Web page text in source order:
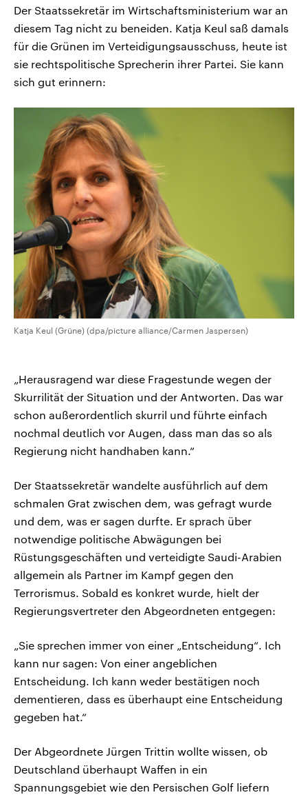
Der Staatssekretär im Wirtschaftsministerium war an
diesem Tag nicht zu beneiden. Katja Keul saß damals
für die Grünen im Verteidigungsausschuss, heute ist
sie rechtspolitische Sprecherin ihrer Partei. Sie kann
sich gut erinnern:
Katja Keul (Grüne) (dpa/picture alliance/Carmen Jaspersen)
„Herausragend war diese Fragestunde wegen der
Skurrilität der Situation und der Antworten. Das war
schon außerordentlich skurril und führte einfach
nochmal deutlich vor Augen, dass man das so als
Regierung nicht handhaben kann.“
Der Staatssekretär wandelte ausführlich auf dem
schmalen Grat zwischen dem, was gefragt wurde
und dem, was er sagen durfte. Er sprach über
notwendige politische Abwägungen bei
Rüstungsgeschäften und verteidigte Saudi-Arabien
allgemein als Partner im Kampf gegen den
Terrorismus. Sobald es konkret wurde, hielt der
Regierungsvertreter den Abgeordneten entgegen:
„Sie sprechen immer von einer „Entscheidung“. Ich
kann nur sagen: Von einer angeblichen
Entscheidung. Ich kann weder bestätigen noch
dementieren, dass es überhaupt eine Entscheidung
gegeben hat.“
Der Abgeordnete Jürgen Trittin wollte wissen, ob
Deutschland überhaupt Waffen in ein
Spannungsgebiet wie den Persischen Golf liefern